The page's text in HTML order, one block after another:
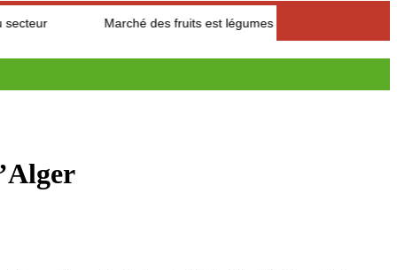
Marché des fruits est légumes : Les producteurs des Aures